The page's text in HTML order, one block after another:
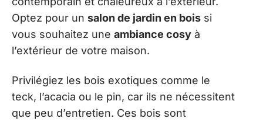
Optez pour un salon de jardin en bois si
vous souhaitez une ambiance cosy à
l’extérieur de votre maison.
Privilégiez les bois exotiques comme le
teck, l’acacia ou le pin, car ils ne nécessitent
que peu d’entretien. Ces bois sont